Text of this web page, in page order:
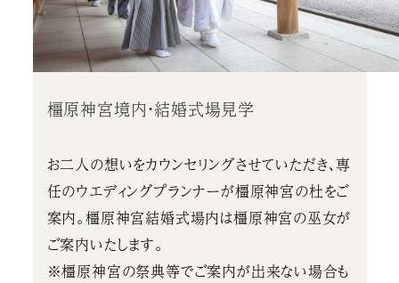
橿原神宮境内・結婚式場見学
お二人の想いをカウンセリングさせていただき、専
任のウエディングプランナーが橿原神宮の杜をご
案内。橿原神宮結婚式場内は橿原神宮の巫女が
ご案内いたします。
※橿原神宮の祭典等でご案内が出来ない場合も